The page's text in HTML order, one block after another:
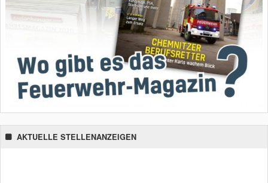
AKTUELLE STELLENANZEIGEN